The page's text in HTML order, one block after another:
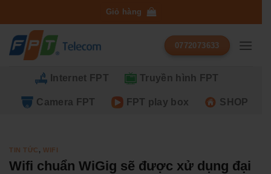
qua
dung
Giỏ hàng
0772073633
Internet FPT Truyền hình FPT
Camera FPT FPT play box SHOP
TIN TỨC ,WIFI
Wifi chuẩn WiGig sẽ được xử dụng đại